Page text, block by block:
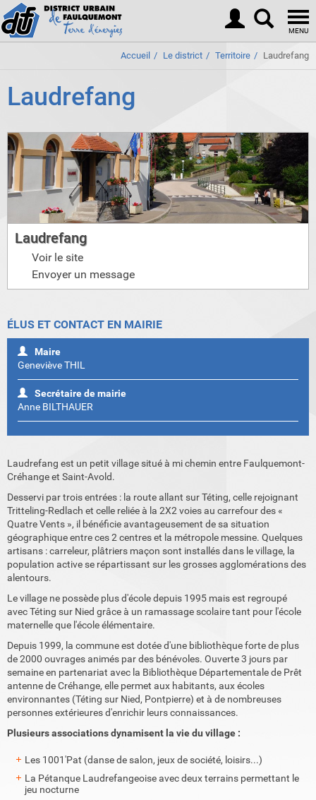
MENU
Accueil Le district Territoire Laudrefang
Laudrefang
Laudrefang
Voir le site
Envoyer un message
ÉLUS ET CONTACT EN MAIRIE
Maire
Geneviève THIL
Secrétaire de mairie
Anne BILTHAUER
Laudrefang est un petit village situé à mi chemin entre Faulquemont-
Créhange et Saint-Avold.
Desservi par trois entrées : la route allant sur Téting, celle rejoignant
Tritteling-Redlach et celle reliée à la 2X2 voies au carrefour des «
Quatre Vents », il bénéficie avantageusement de sa situation
géographique entre ces 2 centres et la métropole messine. Quelques
artisans : carreleur, plâtriers maçon sont installés dans le village, la
population active se répartissant sur les grosses agglomérations des
alentours.
Le village ne possède plus d'école depuis 1995 mais est regroupé
avec Téting sur Nied grâce à un ramassage scolaire tant pour l'école
maternelle que l'école élémentaire.
Depuis 1999, la commune est dotée d'une bibliothèque forte de plus
de 2000 ouvrages animés par des bénévoles. Ouverte 3 jours par
semaine en partenariat avec la Bibliothèque Départementale de Prêt
antenne de Créhange, elle permet aux habitants, aux écoles
environnantes (Téting sur Nied, Pontpierre) et à de nombreuses
personnes extérieures d'enrichir leurs connaissances.
Plusieurs associations dynamisent la vie du village :
Les 1001'Pat (danse de salon, jeux de société, loisirs...)
La Pétanque Laudrefangeoise avec deux terrains permettant le
jeu nocturne